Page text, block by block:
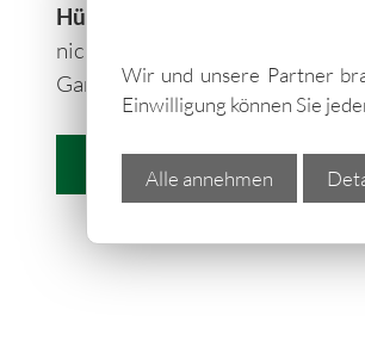
Hühnerhaltung
findet man
nicht jedes Hühnerhaus für
Garten. Vor dem Kauf und
weitere Informationen
Wir und unsere Partner
Einwilligung können Sie
Alle annehmen